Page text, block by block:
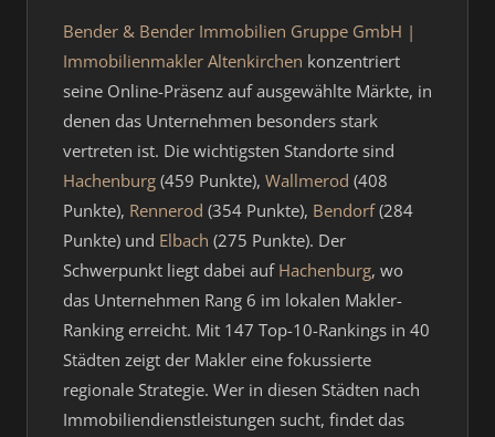
Bender & Bender Immobilien Gruppe GmbH |
Immobilienmakler Altenkirchen konzentriert
seine Online-Präsenz auf ausgewählte Märkte, in
denen das Unternehmen besonders stark
vertreten ist. Die wichtigsten Standorte sind
Hachenburg (459 Punkte), Wallmerod (408
Punkte), Rennerod (354 Punkte), Bendorf(284
Punkte) und Elbach (275 Punkte). Der
Schwerpunkt liegt dabei auf Hachenburg, wo
das Unternehmen Rang 6 im lokalen Makler-
Ranking erreicht. Mit 147 Top-10-Rankings in 40
Städten zeigt der Makler eine fokussierte
regionale Strategie. Wer in diesen Städten nach
Immobiliendienstleistungen sucht, findet das